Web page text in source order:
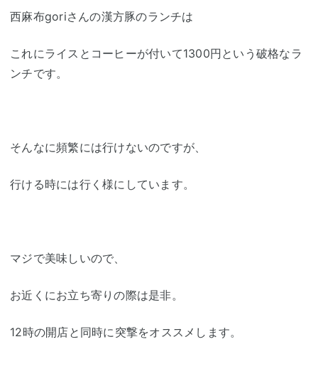
西麻布goriさんの漢方豚のランチは
これにライスとコーヒーが付いて1300円という破格なラ
ンチです。
そんなに頻繁には行けないのですが、
行ける時には行く様にしています。
マジで美味しいので、
お近くにお立ち寄りの際は是非。
12時の開店と同時に突撃をオススメします。